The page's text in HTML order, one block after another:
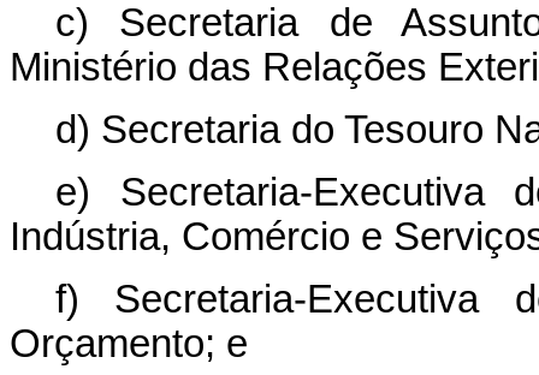
c) Secretaria de
Ministério das Relações
d) Secretaria do Tesouro
e) Secretaria-Executiva
Indústria, Comércio e
f) Secretaria-Executiva
Orçamento; e